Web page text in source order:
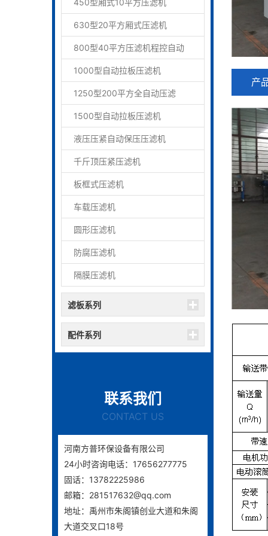
450型厢式10平方压滤机
630型20平方厢式压滤机
800型40平方压滤机程控自动
1000型自动拉板压滤机
1250型200平方全自动压滤
1500型自动拉板压滤机
液压压紧自动保压压滤机
千斤顶压紧压滤机
板框式压滤机
车载压滤机
圆形压滤机
防腐压滤机
隔膜压滤机
滤板系列
配件系列
联系我们
CONTACT US
河南方普环保设备有限公司
24小时咨询电话：17656277775
固话：13782225986
邮箱：281517632@qq.com
地址：禹州市朱阁镇创业大道和朱阁
大道交叉口18号
产